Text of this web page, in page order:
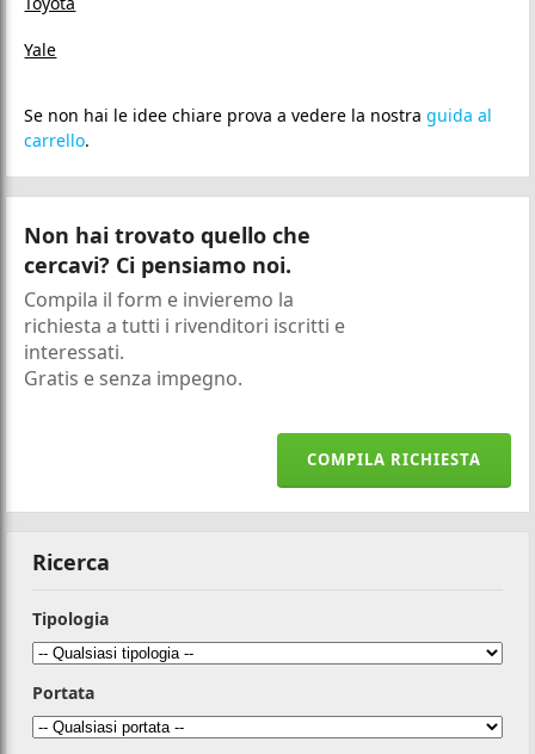
Yale
Se non hai le idee chiare prova a vedere la nostraguida al
carrello.
Non hai trovato quello che
cercavi? Ci pensiamo noi.
Compila il form e invieremo la
richiesta a tutti i rivenditori iscritti e
interessati.
Gratis e senza impegno.
COMPILA RICHIESTA
Ricerca
Tipologia
Portata